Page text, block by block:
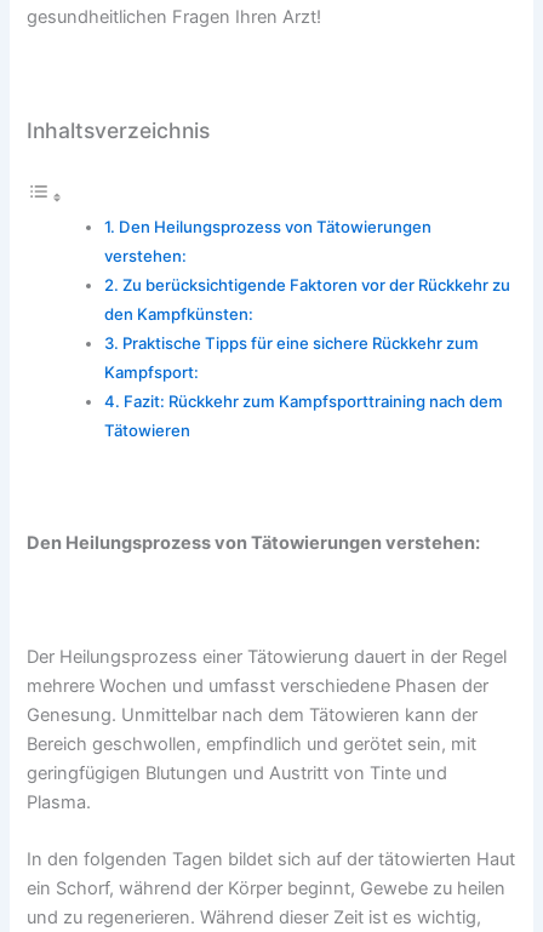
gesundheitlichen Fragen Ihren Arzt!
Inhaltsverzeichnis
Den Heilungsprozess von Tätowierungen
verstehen:
Zu berücksichtigende Faktoren vor der Rückkehr zu
den Kampfkünsten:
Praktische Tipps für eine sichere Rückkehr zum
Kampfsport:
Fazit: Rückkehr zum Kampfsporttraining nach dem
Tätowieren
Den Heilungsprozess von Tätowierungen verstehen:
Der Heilungsprozess einer Tätowierung dauert in der Regel
mehrere Wochen und umfasst verschiedene Phasen der
Genesung. Unmittelbar nach dem Tätowieren kann der
Bereich geschwollen, empfindlich und gerötet sein, mit
geringfügigen Blutungen und Austritt von Tinte und
Plasma.
In den folgenden Tagen bildet sich auf der tätowierten Haut
ein Schorf, während der Körper beginnt, Gewebe zu heilen
und zu regenerieren. Während dieser Zeit ist es wichtig,